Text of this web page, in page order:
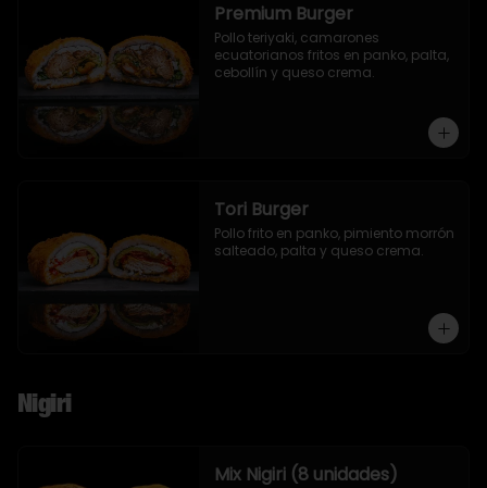
Premium Burger
Pollo teriyaki, camarones
ecuatorianos fritos en panko, palta,
cebollín y queso crema.
Tori Burger
Pollo frito en panko, pimiento morrón
salteado, palta y queso crema.
Nigiri
Mix Nigiri (8 unidades)